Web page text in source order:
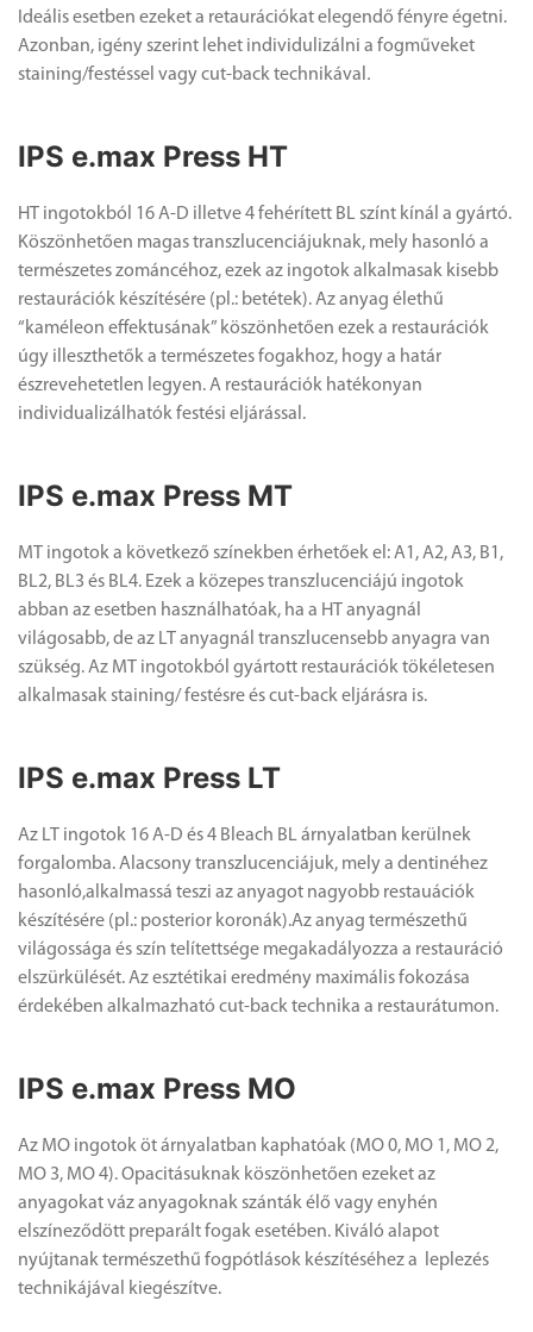
Ideális esetben ezeket a retaurációkat elegendő fényre égetni.
Azonban, igény szerint lehet individulizálni a fogműveket
staining/festéssel vagy cut-back technikával .
IPS e.max Press HT
HT ingotokból 16 A-D illetve 4 fehérített BL színt kínál a gyártó.
Köszönhetően magas transzlucenciájuknak, mely hasonló a
természetes zománcéhoz, ezek az ingotok alkalmasak kisebb
restaurációk készítésére (pl.: betétek). Az anyag élethű
“kaméleon effektusának” köszönhetően ezek a restaurációk
úgy illeszthetők a természetes fogakhoz, hogy a határ
észrevehetetlen legyen. A restaurációk hatékonyan
individualizálhatók festési eljárással.
IPS e.max Press MT
MT ingotok a következő színekben érhetőek el: A1, A2, A3, B1,
BL2, BL3 és BL4. Ezek a közepes transzlucenciájú ingotok
abban az esetben használhatóak, ha a HT anyagnál
világosabb, de az LT anyagnál transzlucensebb anyagra van
szükség. Az MT ingotokból gyártott restaurációk tökéletesen
alkalmasak staining/ festésre és cut-back eljárásra is.
IPS e.max Press LT
Az LT ingotok 16 A-D és 4 Bleach BL árnyalatban kerülnek
forgalomba. Alacsony transzlucenciájuk, mely a dentinéhez
hasonló,alkalmassá teszi az anyagot nagyobb restauációk
készítésére (pl.: posterior koronák).Az anyag természethű
világossága és szín telítettsége megakadályozza a restauráció
elszürkülését. Az esztétikai eredmény maximális fokozása
érdekében alkalmazható cut-back technika a restaurátumon.
IPS e.max Press MO
Az MO ingotok öt árnyalatban kaphatóak (MO 0, MO 1, MO 2,
MO 3, MO 4). Opacitásuknak köszönhetően ezeket az
anyagokat váz anyagoknak szánták élő vagy enyhén
elszíneződött preparált fogak esetében. Kiváló alapot
nyújtanak természethű fogpótlások készítéséhez a leplezés
technikájával kiegészítve.